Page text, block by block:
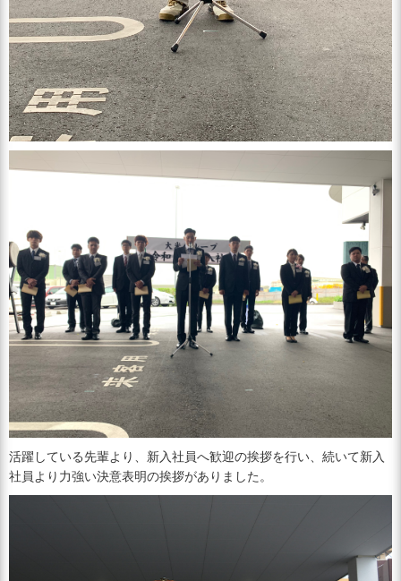
活躍している先輩より、新入社員へ歓迎の挨拶を行い、続いて新入
社員より力強い決意表明の挨拶がありました。